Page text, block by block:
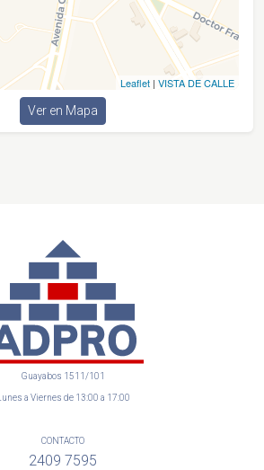
Leaflet | VISTA DE CALLE
Ver en Mapa
Guayabos 1511/101
Lunes a Viernes de 13:00 a 17:00
CONTACTO
2409 7595